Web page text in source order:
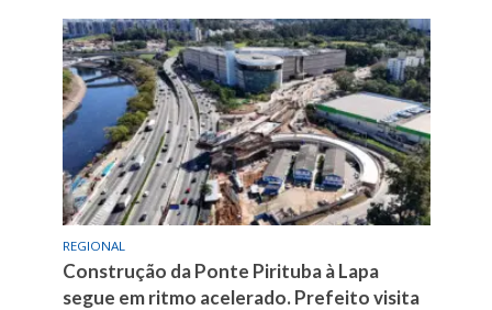
REGIONAL
Construção da Ponte Pirituba à Lapa
segue em ritmo acelerado. Prefeito visita